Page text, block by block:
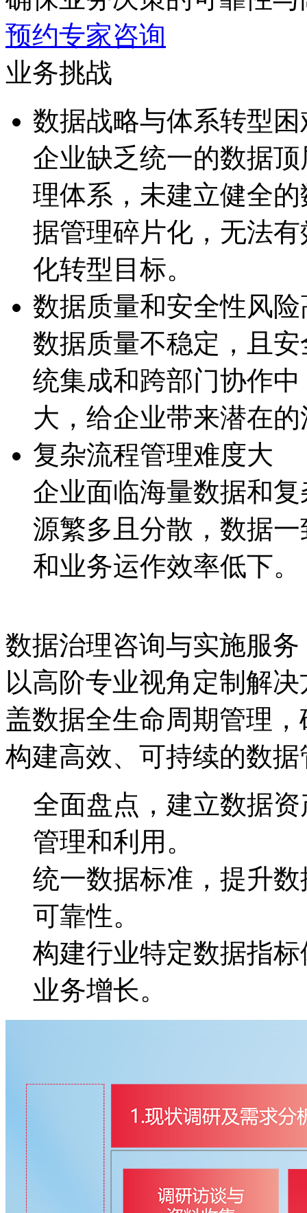
预约专家咨询
业务挑战
数据战略与体系转型困
企业缺乏统一的数据
理体系，未建立健全
据管理碎片化，无
化转型目标。
数据质量和安全性风险
数据质量不稳定，且
统集成和跨部门协作中
大，给企业带来潜在
复杂流程管理难度大
企业面临海量数据和复
源繁多且分散，数据
和业务运作效率低下。
数据治理咨询与实施服务
以高阶专业视角定制解决方
盖数据全生命周期管理
构建高效、可持续的数
全面盘点，建立数据
管理和利用。
统一数据标准，提升
可靠性。
构建行业特定数据指标
业务增长。